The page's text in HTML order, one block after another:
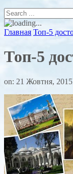
Главная Топ-5
Топ-5
on: 21 Жовтня, 2015